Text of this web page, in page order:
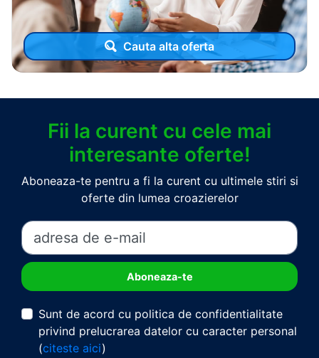
Cauta alta oferta
Fii la curent cu cele mai
interesante oferte!
Aboneaza-te pentru a fi la curent cu ultimele stiri si
oferte din lumea croazierelor
Sunt de acord cu politica de confidentialitate
privind prelucrarea datelor cu caracter personal
(citeste aici)